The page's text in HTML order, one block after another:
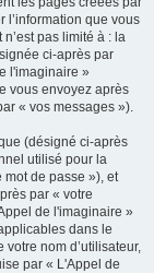
l’information que vous
pas limité à : la
ci-après par
l'imaginaire »
vous envoyez après
« vos messages »).
(désigné ci-après
utilisé pour la
de passe »), et
par « votre
de l'imaginaire »
dans le
nom d’utilisateur,
par « L'Appel de